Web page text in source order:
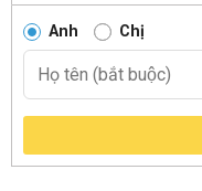
Anh Chị